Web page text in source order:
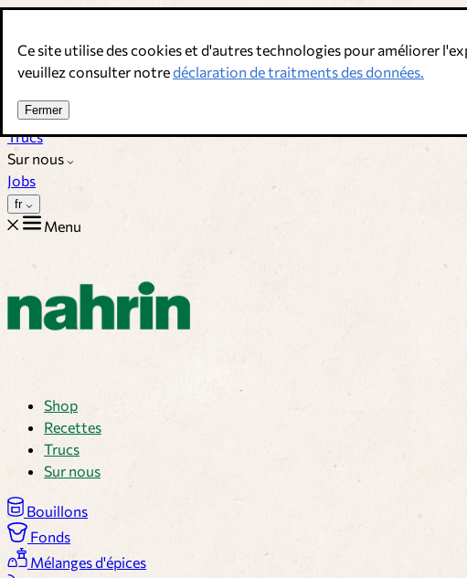
Ce site utilise des cookies et d'autres technologies pour améliorer
veuillez consulter notredéclaration de traitments des données.
Fermer
Bouillons, épices & compléments alimentaires. Qualité suisse.
Recettes
Trucs
Sur nous
Jobs
fr
Menu
Shop
Recettes
Trucs
Sur nous
Bouillons
Fonds
Mélanges d'épices